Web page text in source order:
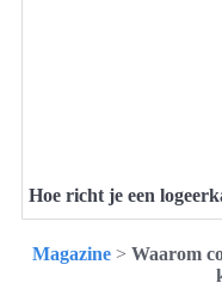
Hoe richt je een
Magazine > Waarom